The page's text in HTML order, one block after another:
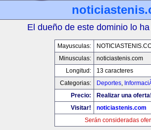
El dueño de este dominio lo
Mayusculas:
Minusculas:
noticiastenis.com
Longitud:
13 caracteres
Categorias:
Deportes,
Precio:
Realizar una
Visitar!
noticiastenis.com
Serán consideradas